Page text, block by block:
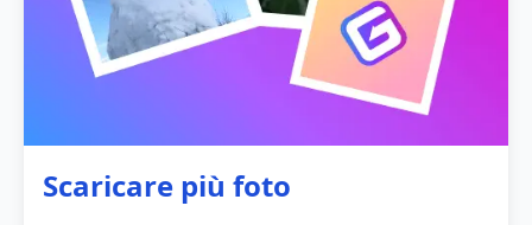
Scaricare più foto